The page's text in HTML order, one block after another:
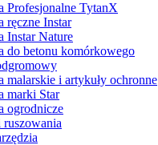
Profesjonalne TytanX
ręczne Instar
Instar Nature
do betonu komórkowego
malarskie i artykuły ochronne
marki Star
ogrodnicze